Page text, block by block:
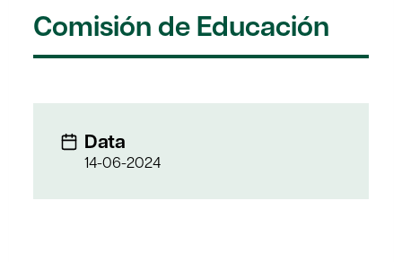
Comisión de Educación
Data
14-06-2024